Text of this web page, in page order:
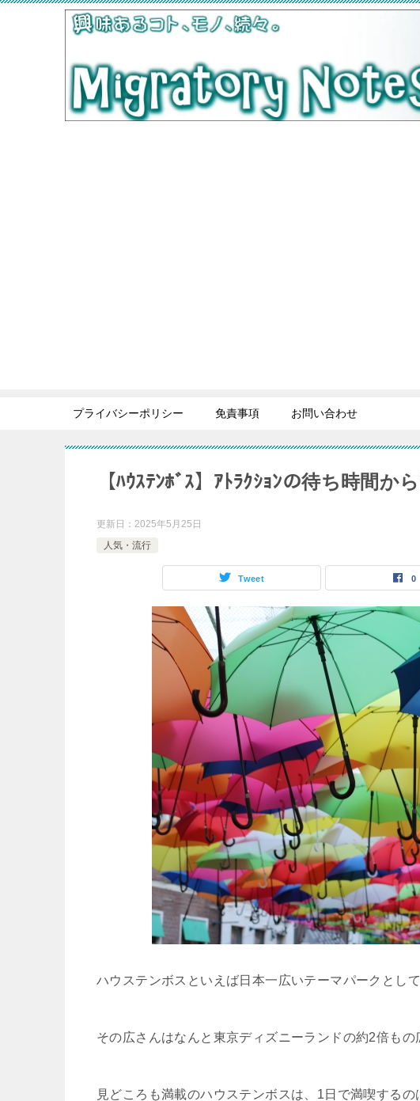
プライバシーポリシー 免責事項 お問い合わせ
【ﾊｳｽﾃﾝﾎﾞｽ】ｱﾄﾗｸｼｮﾝの待ち時間か
更新日： 2025年5月25日
人気・流行
Tweet 0
ハウステンボスといえば日本一広いテーマパークとし
その広さんはなんと 東京ディズニーランドの約2倍も
見どころも満載のハウステンボスは、1日で満喫する